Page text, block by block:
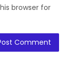
browser for